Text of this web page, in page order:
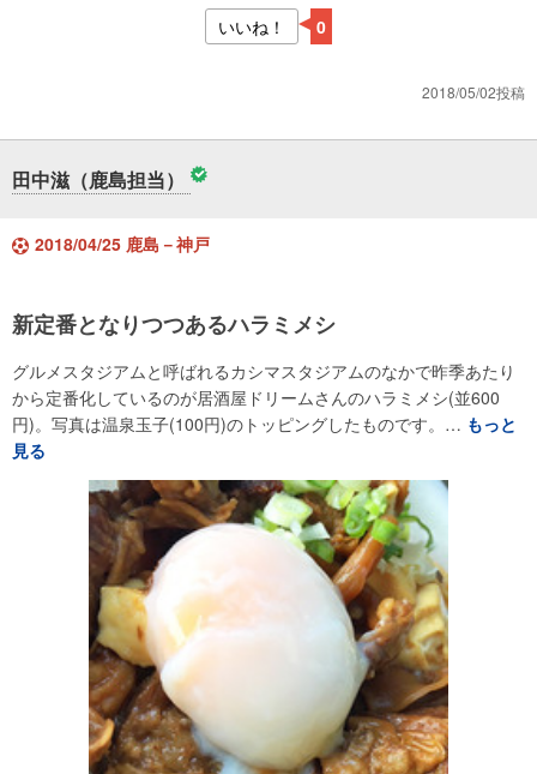
いいね！ 0
2018/05/02投稿
田中滋（鹿島担当）
2018/04/25 鹿島－神戸
新定番となりつつあるハラミメシ
グルメスタジアムと呼ばれるカシマスタジアムのなかで昨季あたり
から定番化しているのが居酒屋ドリームさんのハラミメシ(並600
円)。写真は温泉玉子(100円)のトッピングしたものです。… もっと
見る